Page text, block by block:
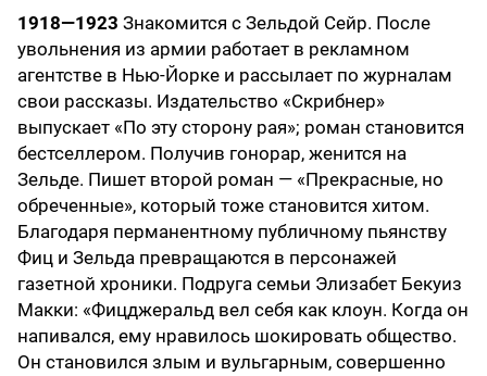
1918—1923 Знакомится с Зельдой Сейр. После
увольнения из армии работает в рекламном
агентстве в Нью-Йорке и рассылает по журналам
свои рассказы. Издательство «Скрибнер»
выпускает «По эту сторону рая»; роман становится
бестселлером. Получив гонорар, женится на
Зельде. Пишет второй роман — «Прекрасные, но
обреченные», который тоже становится хитом.
Благодаря перманентному публичному пьянству
Фиц и Зельда превращаются в персонажей
газетной хроники. Подруга семьи Элизабет Бекуиз
Макки: «Фицджеральд вел себя как клоун. Когда он
напивался, ему нравилось шокировать общество.
Он становился злым и вульгарным, совершенно